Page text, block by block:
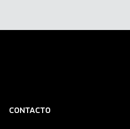
CONTACTO